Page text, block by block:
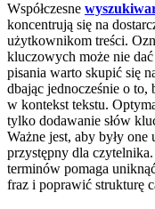
Współczesne
koncentrują się na
użytkownikom treści.
kluczowych może nie
pisania warto skupić się
dbając jednocześnie o
w kontekst tekstu.
tylko dodawanie słów
Ważne jest, aby były
przystępny dla
terminów pomaga
fraz i poprawić strukturę